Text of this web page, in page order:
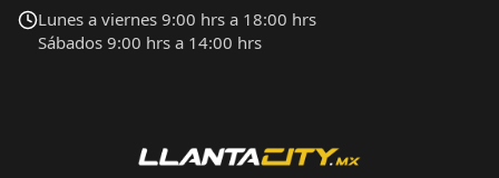
Lunes a viernes 9:00 hrs a 18:00 hrs
Sábados 9:00 hrs a 14:00 hrs